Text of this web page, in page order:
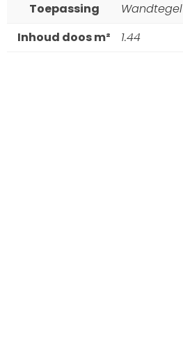
Toepassing
Wandtegel
Inhoud doos m²
1.44